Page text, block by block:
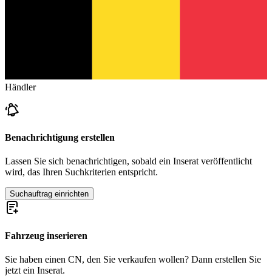
Händler
Benachrichtigung erstellen
Lassen Sie sich benachrichtigen, sobald ein Inserat veröffentlicht
wird, das Ihren Suchkriterien entspricht.
Suchauftrag einrichten
Fahrzeug inserieren
Sie haben einen CN, den Sie verkaufen wollen? Dann erstellen Sie
jetzt ein Inserat.